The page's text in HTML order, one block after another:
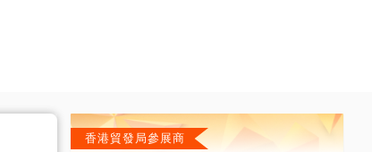
香港貿發局參展商